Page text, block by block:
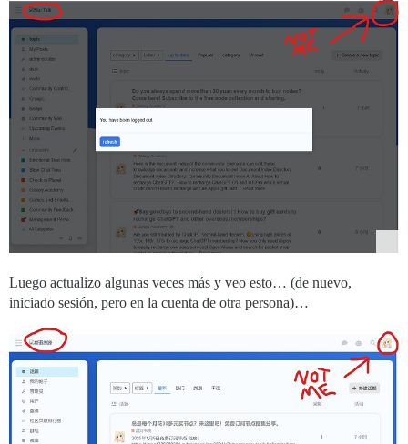
Luego actualizo algunas veces más y veo esto… (de nuevo,
iniciado sesión, pero en la cuenta de otra persona)…